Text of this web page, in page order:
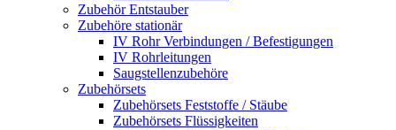
Zubehör Entstauber
Zubehöre stationär
IV Rohr Verbindungen / Befestigungen
IV Rohrleitungen
Saugstellenzubehöre
Zubehörsets
Zubehörsets Feststoffe / Stäube
Zubehörsets Flüssigkeiten